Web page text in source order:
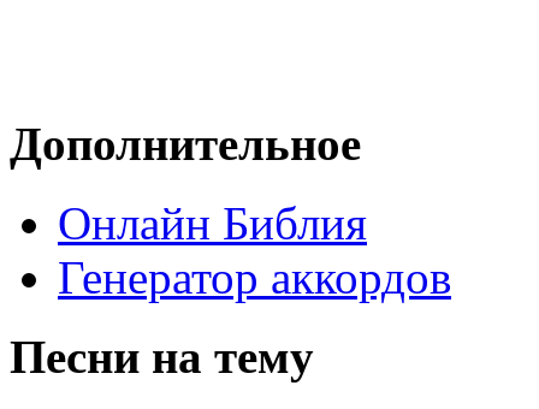
Дополнительное
Онлайн Библия
Генератор аккордов
Песни на тему